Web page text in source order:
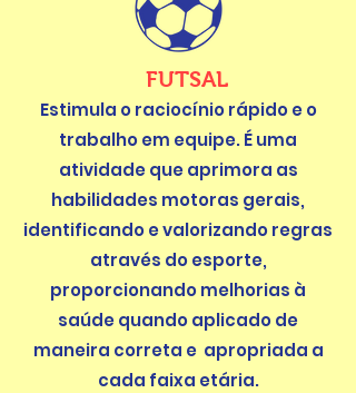
FUTSAL
Estimula o raciocínio rápido e o
trabalho em equipe. É uma
atividade que aprimora as
habilidades motoras gerais,
identificando e valorizando regras
através do esporte,
proporcionando melhorias à
saúde quando aplicado de
maneira correta e apropriada a
cada faixa etária.